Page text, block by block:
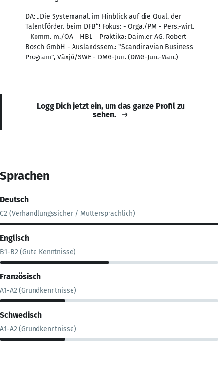
DA: „Die Systemanal. im Hinblick auf die Qual. der
Talentförder. beim DFB“! Fokus: - Orga./PM - Pers.-wirt.
- Komm.-m./ÖA - HBL - Praktika: Daimler AG, Robert
Bosch GmbH - Auslandssem.: "Scandinavian Business
Program", Växjö/SWE - DMG-Jun. (DMG-Jun.-Man.)
Logg Dich jetzt ein, um das ganze Profil zu
sehen.
Sprachen
Deutsch
C2 (Verhandlungssicher / Muttersprachlich)
Englisch
B1-B2 (Gute Kenntnisse)
Französisch
A1-A2 (Grundkenntnisse)
Schwedisch
A1-A2 (Grundkenntnisse)